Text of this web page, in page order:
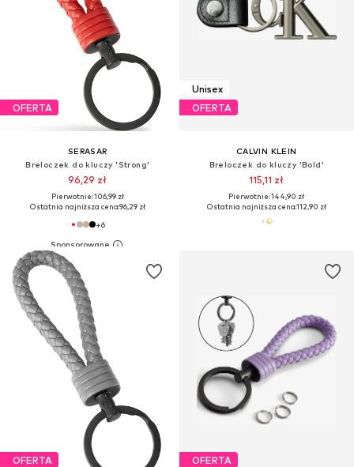
OFERTA
SERASAR
Breloczek do kluczy 'Strong'
96,29 zł
Pierwotnie: 106,99 zł
Ostatnia najniższa cena:96,29 zł
+6
Unisex
OFERTA
CALVIN KLEIN
Breloczek do kluczy 'Bold'
115,11 zł
Pierwotnie: 144,90 zł
Ostatnia najniższa cena:112,90 zł
OFERTA OFERTA